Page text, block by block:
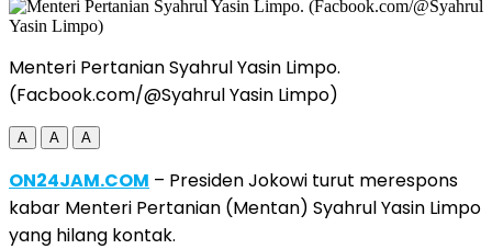
Menteri Pertanian Syahrul Yasin Limpo.
(Facbook.com/@Syahrul Yasin Limpo)
A A A
ON24JAM.COM – Presiden Jokowi turut merespons
kabar Menteri Pertanian (Mentan) Syahrul Yasin Limpo
yang hilang kontak.